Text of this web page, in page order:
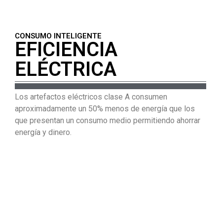
CONSUMO INTELIGENTE
EFICIENCIA
ELÉCTRICA
Los artefactos eléctricos clase A consumen
aproximadamente un 50% menos de energía que los
que presentan un consumo medio permitiendo ahorrar
energía y dinero.